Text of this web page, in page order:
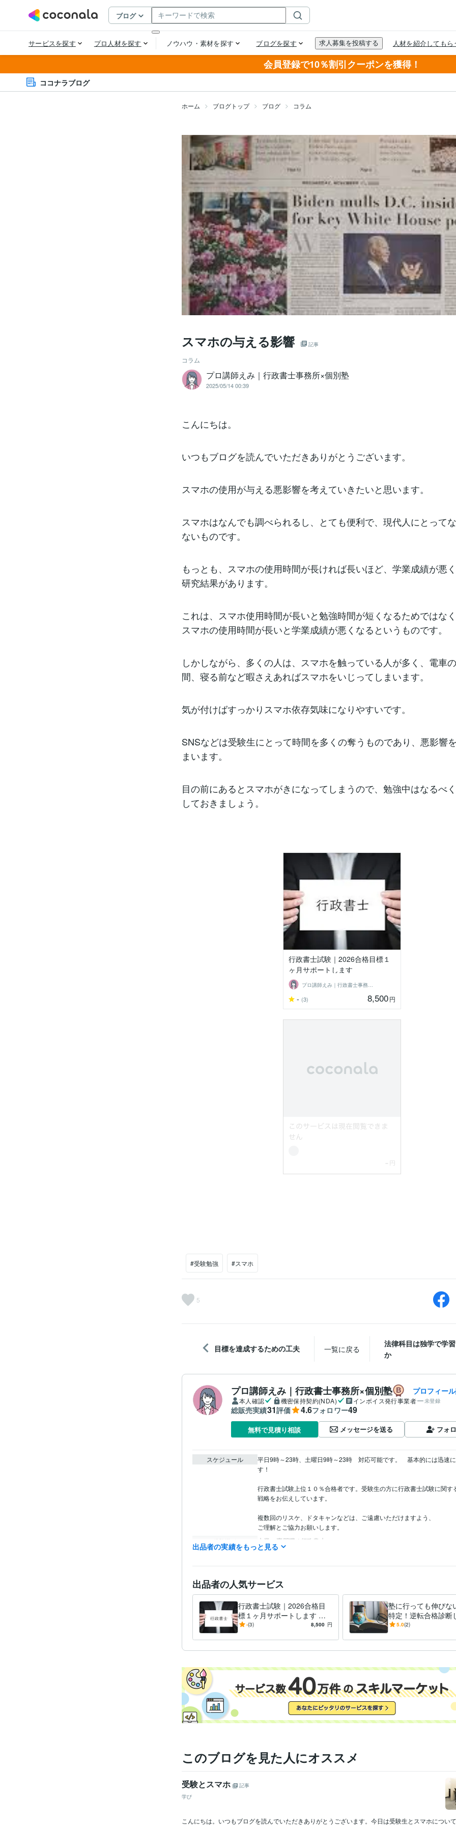
会員登録で10％割引クーポンを獲得！
ココナラブログ
ホーム ブログトップ ブログ コラム
スマホの与える影響 記事
コラム
プロ講師えみ｜行政書士事務所×個別塾
2025/05/14 00:39
こんにちは。
いつもブログを読んでいただきありがとうございます。
スマホの使用が与える悪影響を考えていきたいと思います。
スマホはなんでも調べられるし、とても便利で、現代人にとって
ないものです。
もっとも、スマホの使用時間が長ければ長いほど、学業成績が悪
研究結果があります。
これは、スマホ使用時間が長いと勉強時間が短くなるためでは
スマホの使用時間が長いと学業成績が悪くなるというものです。
しかしながら、多くの人は、スマホを触っている人が多く、電車
間、寝る前など暇さえあればスマホをいじってしまいます。
気が付けばすっかりスマホ依存気味になりやすいです。
SNSなどは受験生にとって時間を多くの奪うものであり、悪影響
まいます。
目の前にあるとスマホがきになってしまうので、勉強中はなるべ
しておきましょう。
行政書士試験｜2026合格目標１
ヶ月サポートします
プロ講師えみ｜行政書士事務所×個別塾
- (3) 8,500円
#受験勉強 #スマホ
5
目標を達成するための工夫 一覧に戻る
法律科目は独学で学
か
プロ講師えみ｜行政書士事務所×個別塾 プロフィー
本人確認 機密保持契約(NDA) インボイス発行事業者 未登録
総販売実績31評価 4.6フォロワー49
無料で見積り相談 メッセージを送る フォ
スケジュール
平日9時～23時、土曜日9時～23時　対応可能です。　基本的には迅速
す！
行政書士試験上位１０％合格者です。受験生の方に行政書士試験に関す
戦略をお伝えしています。
複数回のリスケ、ドタキャンなどは、ご遠慮いただけますよう、
経験職種
士業・専門職 / 行政書士
ライフスタイル・その他 / 講師・インストラクター
取得年 : 2021年
語学力 英語 ビジネスレベル
出品者の実績をもっと見る
出品者の人気サービス
行政書士試験｜2026合格目
標１ヶ月サポートします 慶
應大学、大学院卒プロ講師が
-(3) 8,500 円
塾に行っても伸びな
特定！逆転合格診断
慶應大学、大学院卒
5.0(2)
このブログを見た人にオススメ
受験とスマホ
記事
学び
こんにちは。いつもブログを読んでいただきありがとうございます。今日は受験生とスマホについ